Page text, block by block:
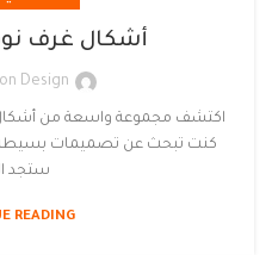
أشكال غرف نوم
Design
اكتشف مجموعة واسعة من
كنت تبحث عن تصميمات بسيطة
ستجد
READING